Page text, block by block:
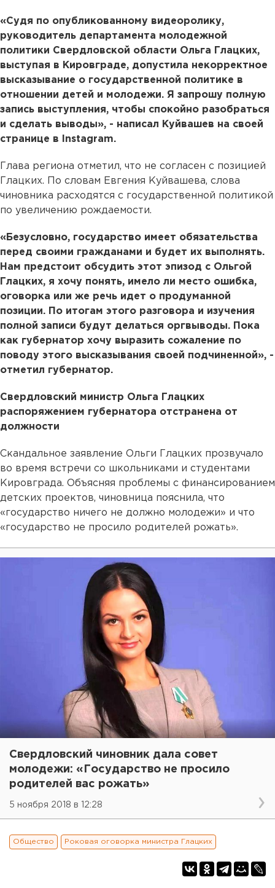
«Судя по опубликованному видеоролику,
руководитель департамента молодежной
политики Свердловской области Ольга Глацких,
выступая в Кировграде, допустила некорректное
высказывание о государственной политике в
отношении детей и молодежи. Я запрошу полную
запись выступления, чтобы спокойно разобраться
и сделать выводы», - написал Куйвашев на своей
странице в Instagram.
Глава региона отметил, что не согласен с позицией
Глацких. По словам Евгения Куйвашева, слова
чиновника расходятся с государственной политикой
по увеличению рождаемости.
«Безусловно, государство имеет обязательства
перед своими гражданами и будет их выполнять.
Нам предстоит обсудить этот эпизод с Ольгой
Глацких, я хочу понять, имело ли место ошибка,
оговорка или же речь идет о продуманной
позиции. По итогам этого разговора и изучения
полной записи будут делаться оргвыводы. Пока
как губернатор хочу выразить сожаление по
поводу этого высказывания своей подчиненной», -
отметил губернатор.
Свердловский министр Ольга Глацких
распоряжением губернатора отстранена от
должности
Скандальное заявление Ольги Глацких прозвучало
во время встречи со школьниками и студентами
Кировграда. Объясняя проблемы с финансированием
детских проектов, чиновница пояснила, что
«государство ничего не должно молодежи» и что
«государство не просило родителей рожать».
Свердловский чиновник дала совет
молодежи: «Государство не просило
родителей вас рожать»
5 ноября 2018 в 12:28
Общество Роковая оговорка министра Глацких